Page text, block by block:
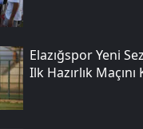
Elazığspor Yeni
Ilk Hazırlık Maçını